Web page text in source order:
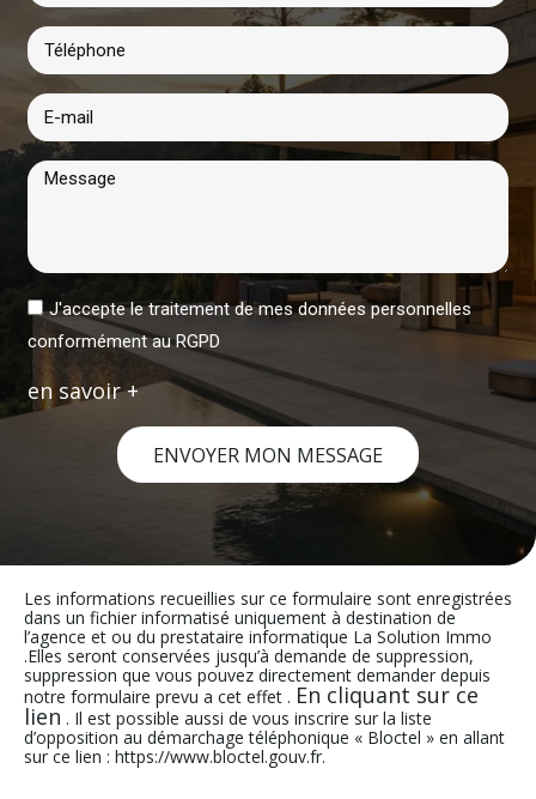
J'accepte le traitement de mes données personnelles
conformément au RGPD
en savoir +
ENVOYER MON MESSAGE
Les informations recueillies sur ce formulaire sont enregistrées
dans un fichier informatisé uniquement à destination de
l’agence et ou du prestataire informatique La Solution Immo
.Elles seront conservées jusqu’à demande de suppression,
suppression que vous pouvez directement demander depuis
notre formulaire prevu a cet effet . En cliquant sur ce
lien . Il est possible aussi de vous inscrire sur la liste
d’opposition au démarchage téléphonique « Bloctel » en allant
sur ce lien : https://www.bloctel.gouv.fr.